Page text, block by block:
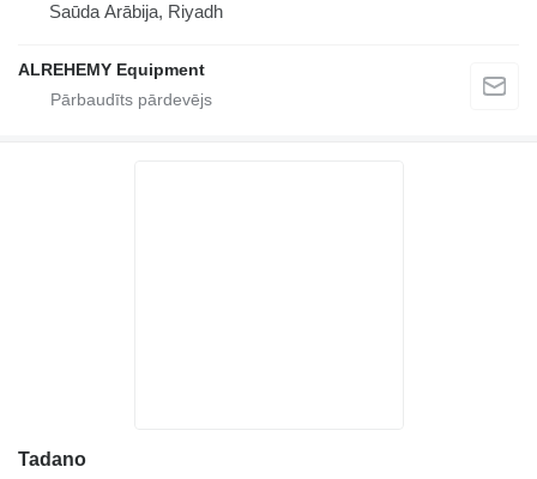
Saūda Arābija, Riyadh
ALREHEMY Equipment
Tadano